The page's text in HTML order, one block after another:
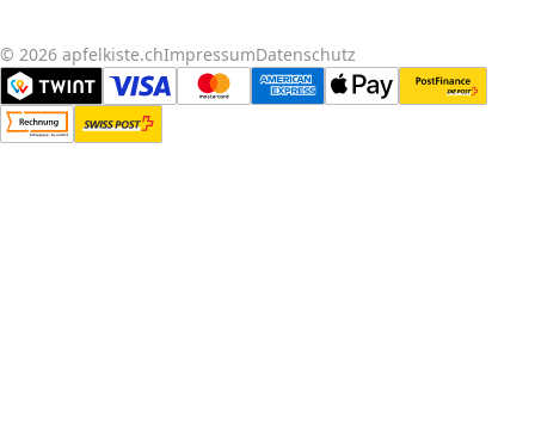
© 2026 apfelkiste.chImpressumDatenschutz